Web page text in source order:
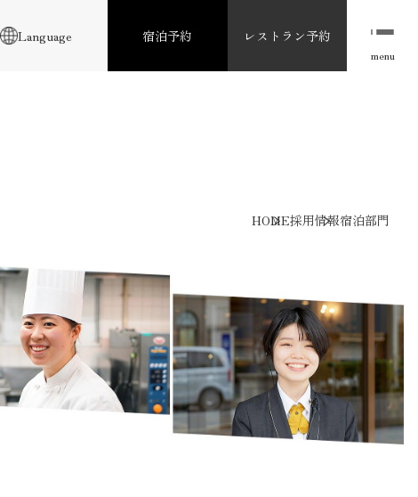
Language 宿泊予約 レストラン予約
menu
HOME採用情報宿泊部門